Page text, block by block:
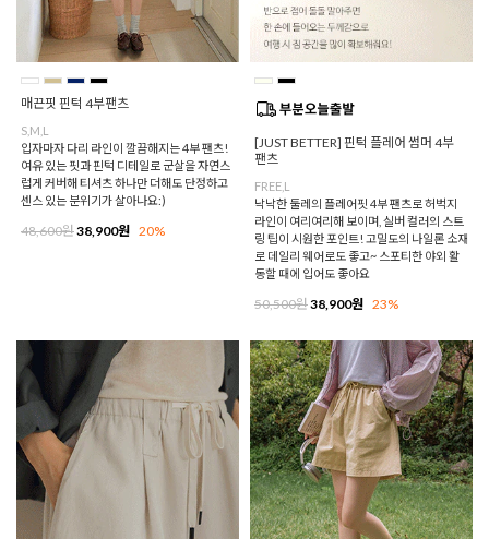
매끈핏 핀턱 4부팬츠
S,M,L
입자마자 다리 라인이 깔끔해지는 4부 팬츠!
여유 있는 핏과 핀턱 디테일로 군살을 자연스
럽게 커버해 티셔츠 하나만 더해도 단정하고
센스 있는 분위기가 살아나요:)
48,600원38,900원 20%
[JUST BETTER] 핀턱 플레어 썸머 4부
팬츠
FREE,L
낙낙한 둘레의 플레어핏 4부 팬츠로 허벅지
라인이 여리여리해 보이며, 실버 컬러의 스트
링 팁이 시원한 포인트! 고밀도의 나일론 소재
로 데일리 웨어로도 좋고~ 스포티한 야외 활
동할 때에 입어도 좋아요
50,500원38,900원 23%